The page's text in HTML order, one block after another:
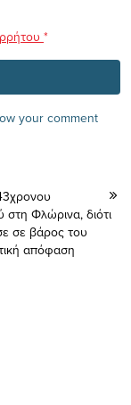
*
your comment
Φλώρινα, διότι
σε βάρος του
απόφαση